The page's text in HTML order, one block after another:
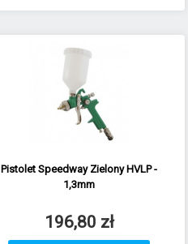
Pistolet Speedway Zielony HVLP -
1,3mm
196,80 zł